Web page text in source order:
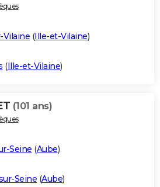
Vilaine (Ille-et-Vilaine)
(Ille-et-Vilaine)
(101 ans)
Seine (Aube)
Seine (Aube)